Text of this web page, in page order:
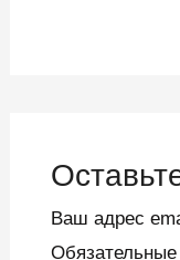
Ваш адрес